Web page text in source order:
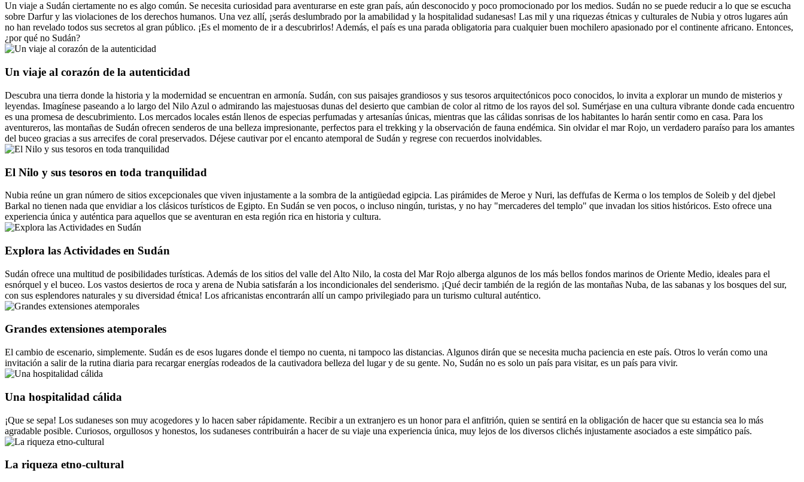
Un viaje a Sudán ciertamente no es algo común. Se necesita curiosidad para aventurarse en este gran país, aún desconocido y poco promocionado por los medios. Sudán no se puede reducir a lo que se escucha
sobre Darfur y las violaciones de los derechos humanos. Una vez allí, ¡serás deslumbrado por la amabilidad y la hospitalidad sudanesas! Las mil y una riquezas étnicas y culturales de Nubia y otros lugares aún
no han revelado todos sus secretos al gran público. ¡Es el momento de ir a descubrirlos! Además, el país es una parada obligatoria para cualquier buen mochilero apasionado por el continente africano. Entonces,
¿por qué no Sudán?
Un viaje al corazón de la autenticidad
Descubra una tierra donde la historia y la modernidad se encuentran en armonía. Sudán, con sus paisajes grandiosos y sus tesoros arquitectónicos poco conocidos, lo invita a explorar un mundo de misterios y
leyendas. Imagínese paseando a lo largo del Nilo Azul o admirando las majestuosas dunas del desierto que cambian de color al ritmo de los rayos del sol. Sumérjase en una cultura vibrante donde cada encuentro
es una promesa de descubrimiento. Los mercados locales están llenos de especias perfumadas y artesanías únicas, mientras que las cálidas sonrisas de los habitantes lo harán sentir como en casa. Para los
aventureros, las montañas de Sudán ofrecen senderos de una belleza impresionante, perfectos para el trekking y la observación de fauna endémica. Sin olvidar el mar Rojo, un verdadero paraíso para los amantes
del buceo gracias a sus arrecifes de coral preservados. Déjese cautivar por el encanto atemporal de Sudán y regrese con recuerdos inolvidables.
El Nilo y sus tesoros en toda tranquilidad
Nubia reúne un gran número de sitios excepcionales que viven injustamente a la sombra de la antigüedad egipcia. Las pirámides de Meroe y Nuri, las deffufas de Kerma o los templos de Soleib y del djebel
Barkal no tienen nada que envidiar a los clásicos turísticos de Egipto. En Sudán se ven pocos, o incluso ningún, turistas, y no hay "mercaderes del templo" que invadan los sitios históricos. Esto ofrece una
experiencia única y auténtica para aquellos que se aventuran en esta región rica en historia y cultura.
Explora las Actividades en Sudán
Sudán ofrece una multitud de posibilidades turísticas. Además de los sitios del valle del Alto Nilo, la costa del Mar Rojo alberga algunos de los más bellos fondos marinos de Oriente Medio, ideales para el
esnórquel y el buceo. Los vastos desiertos de roca y arena de Nubia satisfarán a los incondicionales del senderismo. ¡Qué decir también de la región de las montañas Nuba, de las sabanas y los bosques del sur,
con sus esplendores naturales y su diversidad étnica! Los africanistas encontrarán allí un campo privilegiado para un turismo cultural auténtico.
Grandes extensiones atemporales
El cambio de escenario, simplemente. Sudán es de esos lugares donde el tiempo no cuenta, ni tampoco las distancias. Algunos dirán que se necesita mucha paciencia en este país. Otros lo verán como una
invitación a salir de la rutina diaria para recargar energías rodeados de la cautivadora belleza del lugar y de su gente. No, Sudán no es solo un país para visitar, es un país para vivir.
Una hospitalidad cálida
¡Que se sepa! Los sudaneses son muy acogedores y lo hacen saber rápidamente. Recibir a un extranjero es un honor para el anfitrión, quien se sentirá en la obligación de hacer que su estancia sea lo más
agradable posible. Curiosos, orgullosos y honestos, los sudaneses contribuirán a hacer de su viaje una experiencia única, muy lejos de los diversos clichés injustamente asociados a este simpático país.
La riqueza etno-cultural